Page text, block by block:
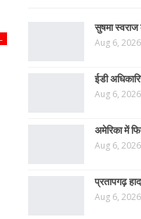
सुषमा
Aug 6, 2026
ईडी
Aug 6, 2026
अमेरिका में
Aug 6, 2026
प्रतापगढ़
Aug 6, 2026